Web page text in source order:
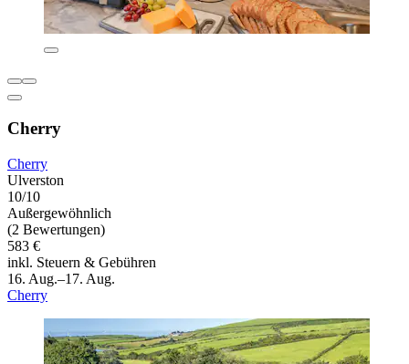
Cherry
Cherry
Ulverston
10/10
Außergewöhnlich
(2 Bewertungen)
583 €
inkl. Steuern & Gebühren
16. Aug.–17. Aug.
Cherry